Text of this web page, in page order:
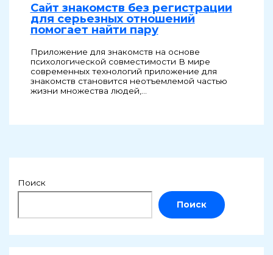
Сайт знакомств без регистрации
для серьезных отношений
помогает найти пару
Приложение для знакомств на основе
психологической совместимости В мире
современных технологий приложение для
знакомств становится неотъемлемой частью
жизни множества людей,…
Поиск
Поиск